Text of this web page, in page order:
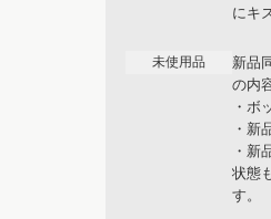
にキ
未使用品
新品
の内
・ボ
・新
・新
状態
す。